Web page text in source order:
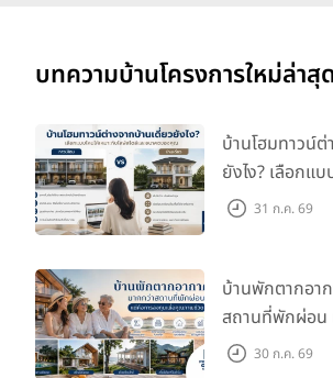
บทความบ้านโครงการใหม่ล่าสุ
บ้านโฮมทาวน์ต่
ยังไง? เลือกแบ
กับไลฟ์สไตล์แล
31 ก.ค. 69
บ้านพักตากอา
สถานที่พักผ่อน
ลงทุนเพื่อคุณภ
30 ก.ค. 69